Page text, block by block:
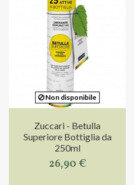
Non disponibile
Zuccari - Betulla
Superiore Bottiglia da
250ml
26,90 €